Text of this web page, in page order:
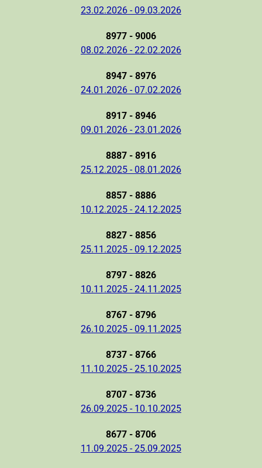
23.02.2026 - 09.03.2026
8977 - 9006
08.02.2026 - 22.02.2026
8947 - 8976
24.01.2026 - 07.02.2026
8917 - 8946
09.01.2026 - 23.01.2026
8887 - 8916
25.12.2025 - 08.01.2026
8857 - 8886
10.12.2025 - 24.12.2025
8827 - 8856
25.11.2025 - 09.12.2025
8797 - 8826
10.11.2025 - 24.11.2025
8767 - 8796
26.10.2025 - 09.11.2025
8737 - 8766
11.10.2025 - 25.10.2025
8707 - 8736
26.09.2025 - 10.10.2025
8677 - 8706
11.09.2025 - 25.09.2025